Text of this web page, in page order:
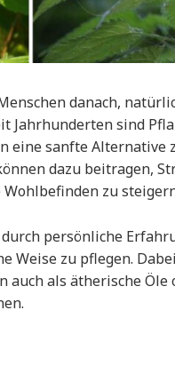
danach,
Jahrhunderten sind
eine sanfte Alternative
dazu beitragen,
zu
persönliche
zu pflegen.
auch als ätherische